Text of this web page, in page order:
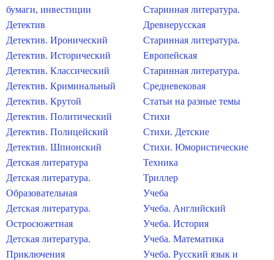
бумаги, инвестиции
Детектив
Детектив. Иронический
Детектив. Исторический
Детектив. Классический
Детектив. Криминальный
Детектив. Крутой
Детектив. Политический
Детектив. Полицейский
Детектив. Шпионский
Детская литература
Детская литература.
Образовательная
Детская литература.
Остросюжетная
Детская литература.
Приключения
Старинная литература.
Древнерусская
Старинная литература.
Европейская
Старинная литература.
Средневековая
Статьи на разные темы
Стихи
Стихи. Детские
Стихи. Юмористические
Техника
Триллер
Учеба
Учеба. Английский
Учеба. История
Учеба. Математика
Учеба. Русский язык и